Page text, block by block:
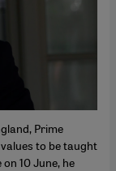
Prime
to be taught
10 June, he